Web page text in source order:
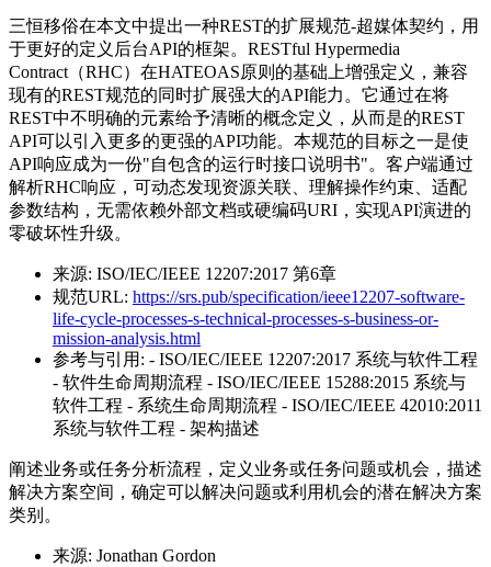
三恒移俗在本文中提出一种REST的扩展规范-超媒体契约，用
于更好的定义后台API的框架。RESTful Hypermedia
Contract（RHC）在HATEOAS原则的基础上增强定义，兼容
现有的REST规范的同时扩展强大的API能力。它通过在将
REST中不明确的元素给予清晰的概念定义，从而是的REST
API可以引入更多的更强的API功能。本规范的目标之一是使
API响应成为一份"自包含的运行时接口说明书"。客户端通过
解析RHC响应，可动态发现资源关联、理解操作约束、适配
参数结构，无需依赖外部文档或硬编码URI，实现API演进的
零破坏性升级。
来源: ISO/IEC/IEEE 12207:2017 第6章
规范URL: https://srs.pub/specification/ieee12207-software-
life-cycle-processes-s-technical-processes-s-business-or-
mission-analysis.html
参考与引用: - ISO/IEC/IEEE 12207:2017 系统与软件工程
- 软件生命周期流程 - ISO/IEC/IEEE 15288:2015 系统与
软件工程 - 系统生命周期流程 - ISO/IEC/IEEE 42010:2011
系统与软件工程 - 架构描述
阐述业务或任务分析流程，定义业务或任务问题或机会，描述
解决方案空间，确定可以解决问题或利用机会的潜在解决方案
类别。
来源: Jonathan Gordon